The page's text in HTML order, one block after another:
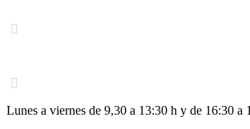
Lunes a viernes de 9,30 a 13:30 h y de 16:30